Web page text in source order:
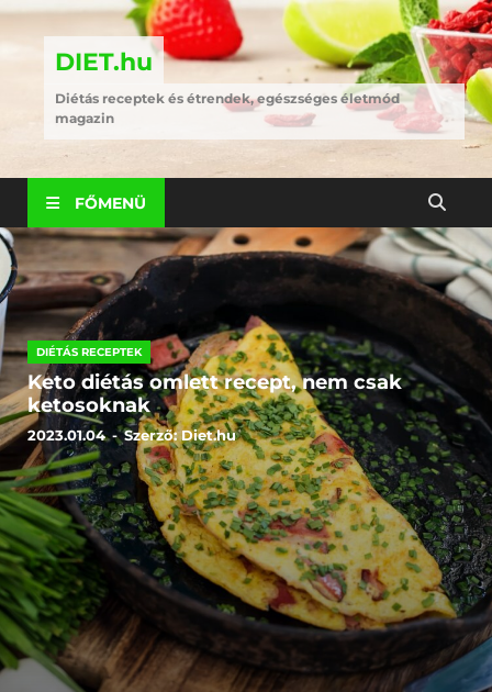
DIET.hu
Diétás receptek és étrendek, egészséges életmód
magazin
FŐMENÜ
DIÉTÁS RECEPTEK
Keto diétás omlett recept, nem csak
ketosoknak
2023.01.04-Szerző:Diet.hu